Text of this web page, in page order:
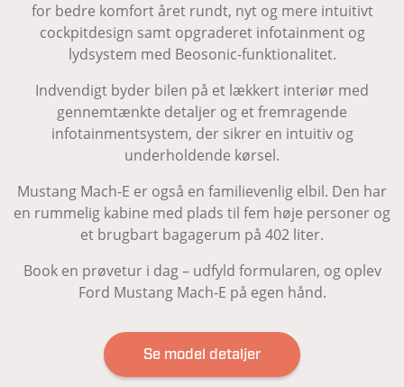
for bedre komfort året rundt, nyt og mere intuitivt
cockpitdesign samt opgraderet infotainment og
lydsystem med Beosonic-funktionalitet.
Indvendigt byder bilen på et lækkert interiør med
gennemtænkte detaljer og et fremragende
infotainmentsystem, der sikrer en intuitiv og
underholdende kørsel.
Mustang Mach-E er også en familievenlig elbil. Den har
en rummelig kabine med plads til fem høje personer og
et brugbart bagagerum på 402 liter.
Book en prøvetur i dag – udfyld formularen, og oplev
Ford Mustang Mach-E på egen hånd.
Se model detaljer